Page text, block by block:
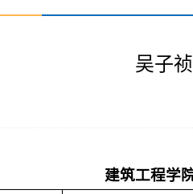
吴子
建筑工程学